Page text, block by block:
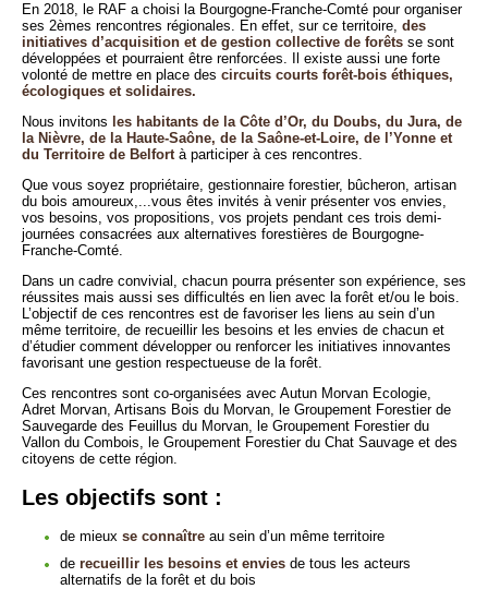
En 2018, le RAF a choisi la Bourgogne-Franche-Comté pour organiser
ses 2èmes rencontres régionales. En effet, sur ce territoire, des
initiatives d’acquisition et de gestion collective de forêts se sont
développées et pourraient être renforcées. Il existe aussi une forte
volonté de mettre en place des circuits courts forêt-bois éthiques,
écologiques et solidaires.
Nous invitons les habitants de la Côte d’Or, du Doubs, du Jura, de
la Nièvre, de la Haute-Saône, de la Saône-et-Loire, de l’Yonne et
du Territoire de Belfort à participer à ces rencontres.
Que vous soyez propriétaire, gestionnaire forestier, bûcheron, artisan
du bois amoureux,...vous êtes invités à venir présenter vos envies,
vos besoins, vos propositions, vos projets pendant ces trois demi-
journées consacrées aux alternatives forestières de Bourgogne-
Franche-Comté.
Dans un cadre convivial, chacun pourra présenter son expérience, ses
réussites mais aussi ses difficultés en lien avec la forêt et/ou le bois.
L’objectif de ces rencontres est de favoriser les liens au sein d’un
même territoire, de recueillir les besoins et les envies de chacun et
d’étudier comment développer ou renforcer les initiatives innovantes
favorisant une gestion respectueuse de la forêt.
Ces rencontres sont co-organisées avec Autun Morvan Ecologie,
Adret Morvan, Artisans Bois du Morvan, le Groupement Forestier de
Sauvegarde des Feuillus du Morvan, le Groupement Forestier du
Vallon du Combois, le Groupement Forestier du Chat Sauvage et des
citoyens de cette région.
Les objectifs sont :
de mieux se connaître au sein d’un même territoire
de recueillir les besoins et envies de tous les acteurs
alternatifs de la forêt et du bois